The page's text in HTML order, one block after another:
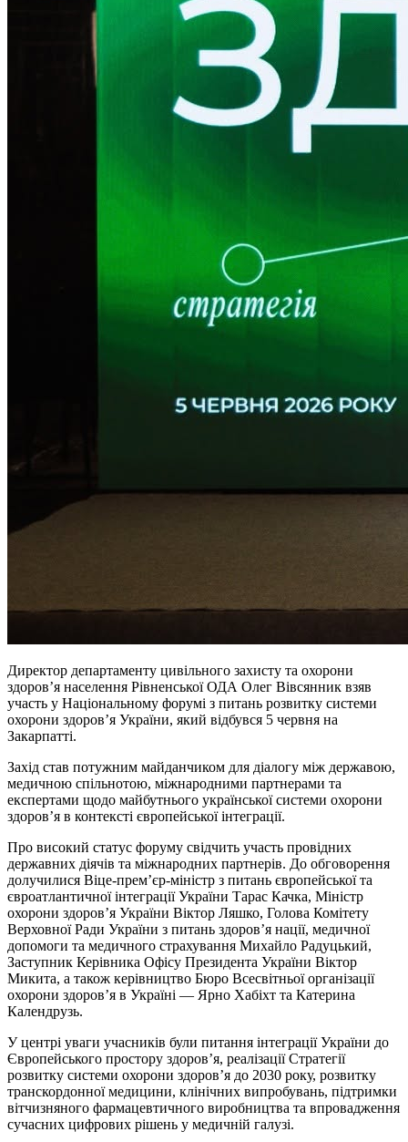
Директор департаменту цивільного захисту та охорони
здоров’я населення Рівненської ОДА Олег Вівсянник взяв
участь у Національному форумі з питань розвитку системи
охорони здоров’я України, який відбувся 5 червня на
Закарпатті.
Захід став потужним майданчиком для діалогу між державою,
медичною спільнотою, міжнародними партнерами та
експертами щодо майбутнього української системи охорони
здоров’я в контексті європейської інтеграції.
Про високий статус форуму свідчить участь провідних
державних діячів та міжнародних партнерів. До обговорення
долучилися Віце-прем’єр-міністр з питань європейської та
євроатлантичної інтеграції України Тарас Качка, Міністр
охорони здоров’я України Віктор Ляшко, Голова Комітету
Верховної Ради України з питань здоров’я нації, медичної
допомоги та медичного страхування Михайло Радуцький,
Заступник Керівника Офісу Президента України Віктор
Микита, а також керівництво Бюро Всесвітньої організації
охорони здоров’я в Україні — Ярно Хабіхт та Катерина
Календрузь.
У центрі уваги учасників були питання інтеграції України до
Європейського простору здоров’я, реалізації Стратегії
розвитку системи охорони здоров’я до 2030 року, розвитку
транскордонної медицини, клінічних випробувань, підтримки
вітчизняного фармацевтичного виробництва та впровадження
сучасних цифрових рішень у медичній галузі.